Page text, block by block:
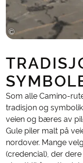
Som alle Camino-
tradisjon og
veien og bæres av
Gule piler malt på
nordover. Mange
(credencial), der
© Bering Travel